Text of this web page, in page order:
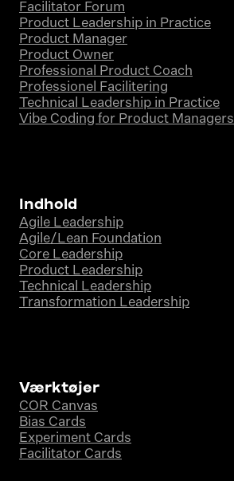
Facilitator Forum
Product Leadership in Practice
Product Manager
Product Owner
Professional Product Coach
Professionel Facilitering
Technical Leadership in Practice
Vibe Coding for Product Managers
Indhold
Agile Leadership
Agile/Lean Foundation
Core Leadership
Product Leadership
Technical Leadership
Transformation Leadership
Værktøjer
COR Canvas
Bias Cards
Experiment Cards
Facilitator Cards